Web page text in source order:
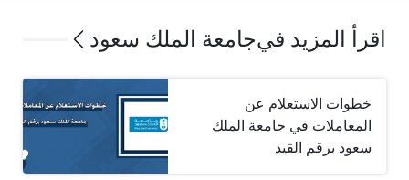
اقرأ المزيد فيجامعة الملك سعود
خطوات الاستعلام عن
المعاملات في جامعة الملك
سعود برقم القيد